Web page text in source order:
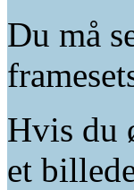
Du må
Hvis du
et